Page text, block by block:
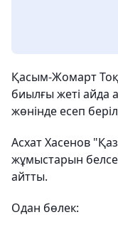
Қасым-Жомарт
биылғы жеті айда
жөнінде есеп
Асхат Хасенов
жұмыстарын
айтты.
Одан бөлек: